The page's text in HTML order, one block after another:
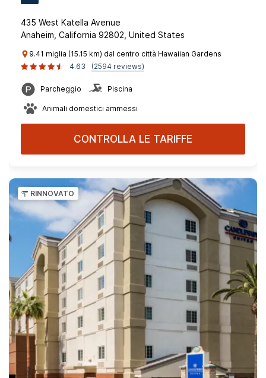
435 West Katella Avenue
Anaheim, California 92802, United States
9.41 miglia (15.15 km) dal centro città Hawaiian Gardens
4.63
(2594 reviews)
Parcheggio Piscina
Animali domestici ammessi
CONTROLLA LE TARIFFE
RINNOVATO